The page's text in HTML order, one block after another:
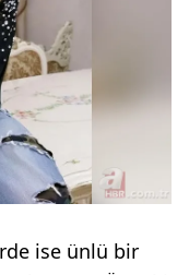
ise ünlü bir